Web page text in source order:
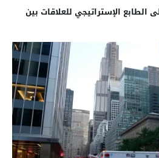
الطابع الإستراتيجي للعلاقات بين